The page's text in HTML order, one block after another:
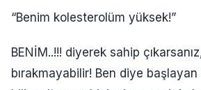
“Benim kolesterolüm yüksek!”
BENİM..!!! diyerek sahip
bırakmayabilir! Ben diye